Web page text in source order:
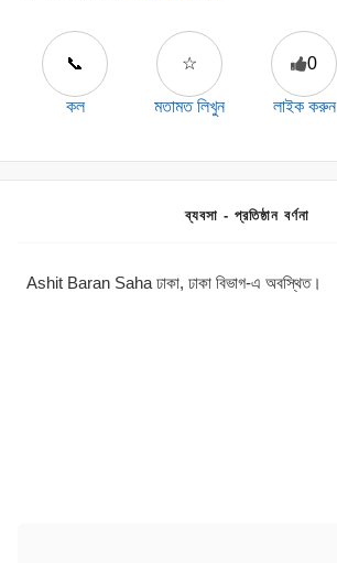
📞
কল
☆
মতামত লিখুন
0
লাইক করুন
ব্যবসা - প্রতিষ্ঠান বর্ণনা
Ashit Baran Saha ঢাকা, ঢাকা বিভাগ-এ অবস্থিত।